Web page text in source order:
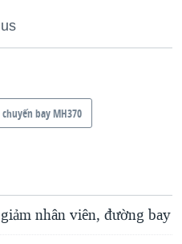
chuyến bay MH370
nhân viên, đường bay